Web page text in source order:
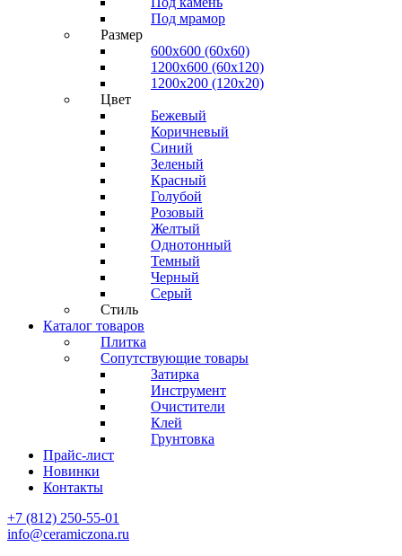
Под мрамор
Размер
600х600 (60х60)
1200х600 (60х120)
1200х200 (120x20)
Цвет
Бежевый
Коричневый
Синий
Зеленый
Красный
Голубой
Розовый
Желтый
Однотонный
Темный
Черный
Серый
Стиль
Каталог товаров
Плитка
Сопутствующие товары
Затирка
Инструмент
Очистители
Клей
Грунтовка
Прайс-лист
Новинки
Контакты
+7 (812) 250-55-01
info@ceramiczona.ru